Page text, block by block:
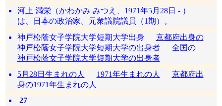
河上 満栄（かわかみ みつえ、1971年5月28日 - ）
は、日本の政治家。元衆議院議員（1期）。
神戸松蔭女子学院大学短期大学出身 京都府出身の
神戸松蔭女子学院大学短期大学の出身者
全国の
神戸松蔭女子学院大学短期大学の出身者
5月28日生まれの人
1971年生まれの人
京都府出
身の1971年生まれの人
27